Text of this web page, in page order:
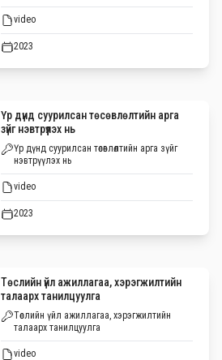
video
2023
Үр дүнд суурилсан төсөвлөлтийн арга
зүйг нэвтрүүлэх нь
Үр дүнд суурилсан төсөвлөлтийн арга зүйг
нэвтрүүлэх нь
video
2023
Төслийн үйл ажиллагаа, хэрэгжилтийн
талаарх танилцуулга
Төслийн үйл ажиллагаа, хэрэгжилтийн
талаарх танилцуулга
video